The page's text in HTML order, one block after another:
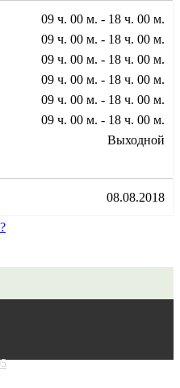
09 ч. 00 м. - 18 ч. 00 м.
09 ч. 00 м. - 18 ч. 00 м.
09 ч. 00 м. - 18 ч. 00 м.
09 ч. 00 м. - 18 ч. 00 м.
09 ч. 00 м. - 18 ч. 00 м.
09 ч. 00 м. - 18 ч. 00 м.
Выходной
08.08.2018